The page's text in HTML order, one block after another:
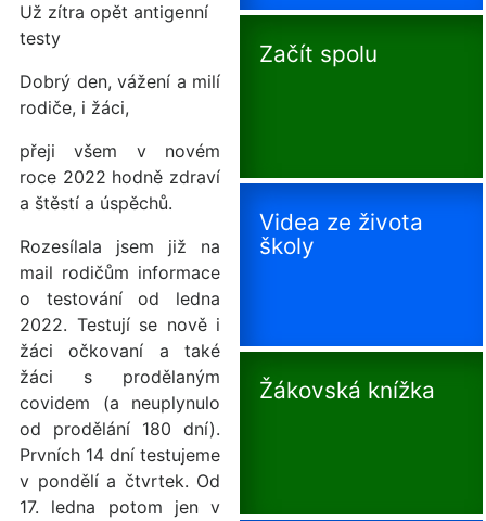
Už zítra opět antigenní
testy
Dobrý den, vážení a milí
rodiče, i žáci,
přeji všem v novém
roce 2022 hodně zdraví
a štěstí a úspěchů.
Rozesílala jsem již na
mail rodičům informace
o testování od ledna
2022. Testují se nově i
žáci očkovaní a také
žáci s prodělaným
covidem (a neuplynulo
od prodělání 180 dní).
Prvních 14 dní testujeme
v pondělí a čtvrtek. Od
17. ledna potom jen v
Začít spolu
Videa ze života
školy
Žákovská knížka